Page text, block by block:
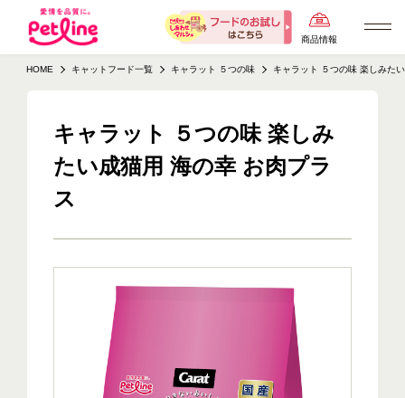
商品情報
HOME キャットフード一覧 キャラット ５つの味 キャラット ５つの味 楽しみた
キャラット ５つの味 楽しみ
たい成猫用 海の幸 お肉プラ
ス